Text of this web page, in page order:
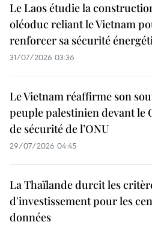
Le Laos étudie la
oléoduc reliant le Vietnam
renforcer sa sécurité
31/07/2026 03:36
Le Vietnam réaffirme son
peuple palestinien devant le
de sécurité de l’ONU
29/07/2026 04:45
La Thaïlande durcit les
d'investissement pour les
données